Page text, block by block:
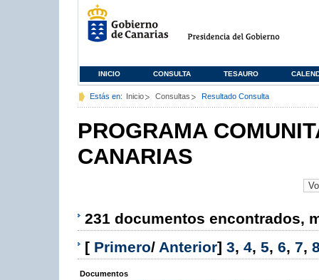
INICIO CONSULTA TESAURO
Estás en: Inicio Consultas Resultado Consulta
PROGRAMA
CANARIAS
231 documentos encontrados,
[ Primero/ Anterior] 3, 4, 5, 6, 7,
Documentos